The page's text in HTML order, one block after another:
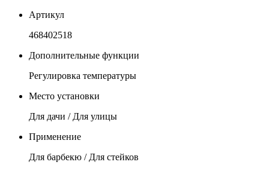
Артикул
468402518
Дополнительные функции
Регулировка температуры
Место установки
Для дачи / Для улицы
Применение
Для барбекю / Для стейков